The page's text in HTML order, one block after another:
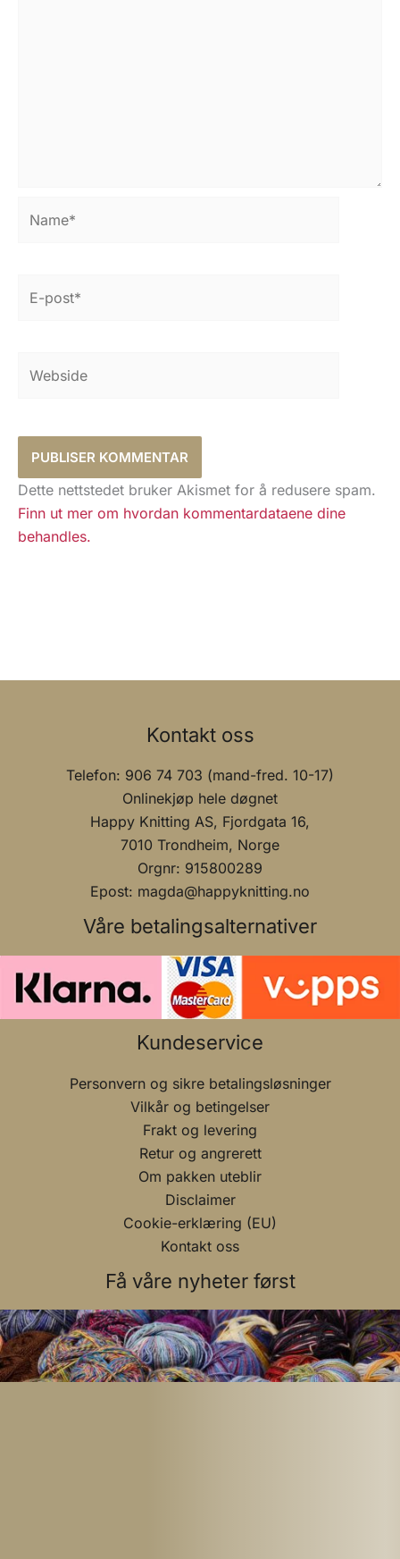
post*
Dette nettstedet bruker Akismet for å redusere spam.
Finn ut mer om hvordan kommentardataene dine
behandles.
Kontakt oss
Telefon: 906 74 703 (mand-fred. 10-17)
Onlinekjøp hele døgnet
Happy Knitting AS, Fjordgata 16,
7010 Trondheim, Norge
Orgnr: 915800289
Epost: magda@happyknitting.no
Våre betalingsalternativer
Kundeservice
Personvern og sikre betalingsløsninger
Vilkår og betingelser
Frakt og levering
Retur og angrerett
Om pakken uteblir
Disclaimer
Cookie-erklæring (EU)
Kontakt oss
Få våre nyheter først